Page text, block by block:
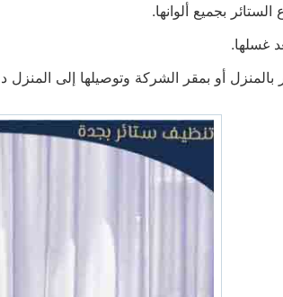
بجميع ألوانها.
غسلها.
أو بمقر الشركة وتوصيلها إلى المنزل